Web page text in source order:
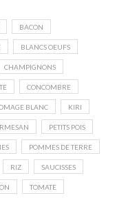
BACON
BLANCS OEUFS
CHAMPIGNONS
CONCOMBRE
BLANC KIRI
PETITS POIS
POMMES DE TERRE
RIZ SAUCISSES
TOMATE